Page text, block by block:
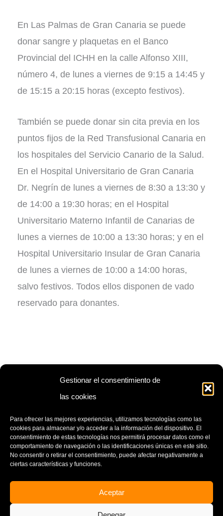
Gestionar el consentimiento de
las cookies
Para ofrecer las mejores experiencias, utilizamos tecnologías como las
cookies para almacenar y/o acceder a la información del dispositivo. El
consentimiento de estas tecnologías nos permitirá procesar datos como el
comportamiento de navegación o las identificaciones únicas en este sitio.
No consentir o retirar el consentimiento, puede afectar negativamente a
ciertas características y funciones.
Aceptar
En Las Palmas de Gran Canaria se puede
donar sangre y plaquetas en el Banco
Provincial del ICHH en la calle Alfonso XIII,
número 4, de lunes a viernes de 9:15 a 14:45 y
de 15:15 a 20:15 horas (excepto festivos).
También se puede donar sin cita previa en los
puntos fijos de la Red Transfusional Canaria en
los hospitales del Servicio Canario de la Salud.
En el Hospital Universitario de Gran Canaria
Dr. Negrín de lunes a viernes de 8:30 a 13:30 y
de 14:00 a 19:30 horas; en el Hospital
Universitario Materno Infantil de Canarias de
lunes a viernes de 10:00 a 13:30 horas; y en el
Hospital Universitario Insular de Gran Canaria
de lunes a viernes de 10:00 a 14:00 horas,
salvo festivos. Todos ellos disponen de vado
reservado para donantes.
ENTRADA
CONTACTO